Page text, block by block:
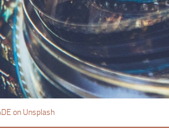
on Unsplash